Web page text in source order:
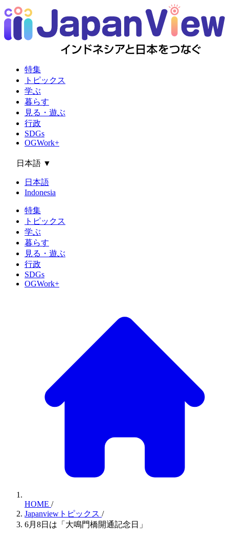
特集
トピックス
学ぶ
暮らす
見る・遊ぶ
行政
SDGs
OGWork+
日本語 ▼
日本語
Indonesia
特集
トピックス
学ぶ
暮らす
見る・遊ぶ
行政
SDGs
OGWork+
HOME /
Japanviewトピックス /
6月8日は「大鳴門橋開通記念日」